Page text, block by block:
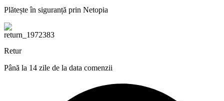
Plătește în siguranță prin Netopia
Retur
Până la 14 zile de la data comenzii